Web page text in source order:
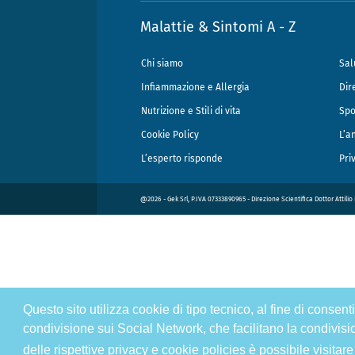
Questo sito utilizza cookie di tipo tecnico, al fine di
condivisione sui Social Network, che facilitano la
delle rispettive privacy e cookie policies è possibile
Malattie & Sintomi A - Z
Chi siamo
Infiammazione e Allergia
Nutrizione e Stili di vita
Cookie Policy
L’esperto risponde
@2026 - Gek Srl, P.IVA 07333890965 - Direzione Scientifica Dottor